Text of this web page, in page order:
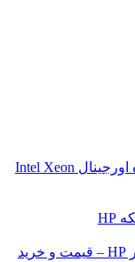
خرید و قیمت CPU سرور HP | پردازنده اورجینال Intel Xeon
فروش پاور سرور HP | خرید پاور سرور HP – قیمت و خرید